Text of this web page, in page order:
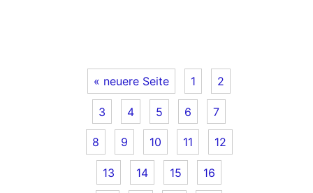
« neuere Seite 1 2
3 4 5 6 7
8 9 10 11 12
13 14 15 16